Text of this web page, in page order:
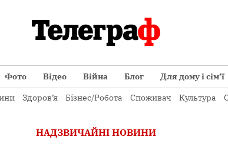
Фото Відео Війна Блог Для дому і сім’ї
Здоров’я Бізнес/Робота Споживач Культура
ОПУБЛІКОВАНО
НАДЗВИЧАЙНІ НОВИНИ